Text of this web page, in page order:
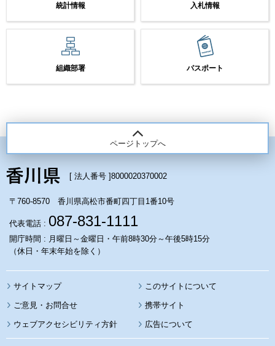
統計情報 入札情報
組織部署 パスポート
ページトップへ
[ 法人番号 ]8000020370002
〒760-8570 香川県高松市番町四丁目1番10号
代表電話 : 087-831-1111
開庁時間 : 月曜日～金曜日・午前8時30分～午後5時15分
（休日・年末年始を除く）
サイトマップ このサイトについて
携帯サイト
ウェブアクセシビリティ方針 広告について